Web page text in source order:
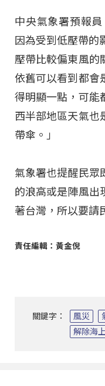
中央氣象署預報
因為受到低壓帶的
壓帶比較偏東風的
依舊可以看到都會
得明顯一點，可能
西半部地區天氣也
帶傘。」
氣象署也提醒民眾
的浪高或是陣風出
著台灣，所以要請
責任編輯：黃金倪
關鍵字： 風災
解除海